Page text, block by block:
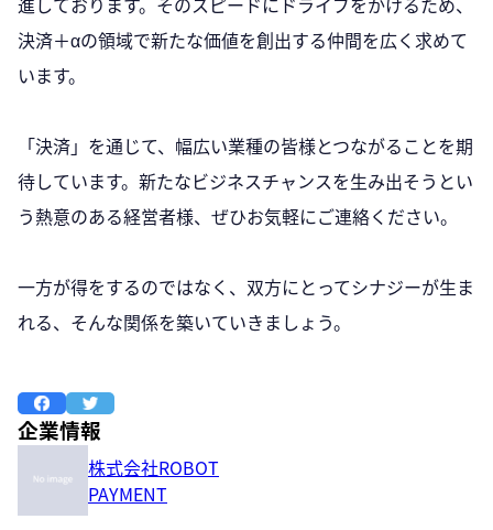
決済＋αの領域で新たな価値を創出する仲間を広く求めて
います。
「決済」を通じて、幅広い業種の皆様とつながることを期
待しています。新たなビジネスチャンスを生み出そうとい
う熱意のある経営者様、ぜひお気軽にご連絡ください。
一方が得をするのではなく、双方にとってシナジーが生ま
れる、そんな関係を築いていきましょう。
企業情報
株式会社ROBOT
PAYMENT